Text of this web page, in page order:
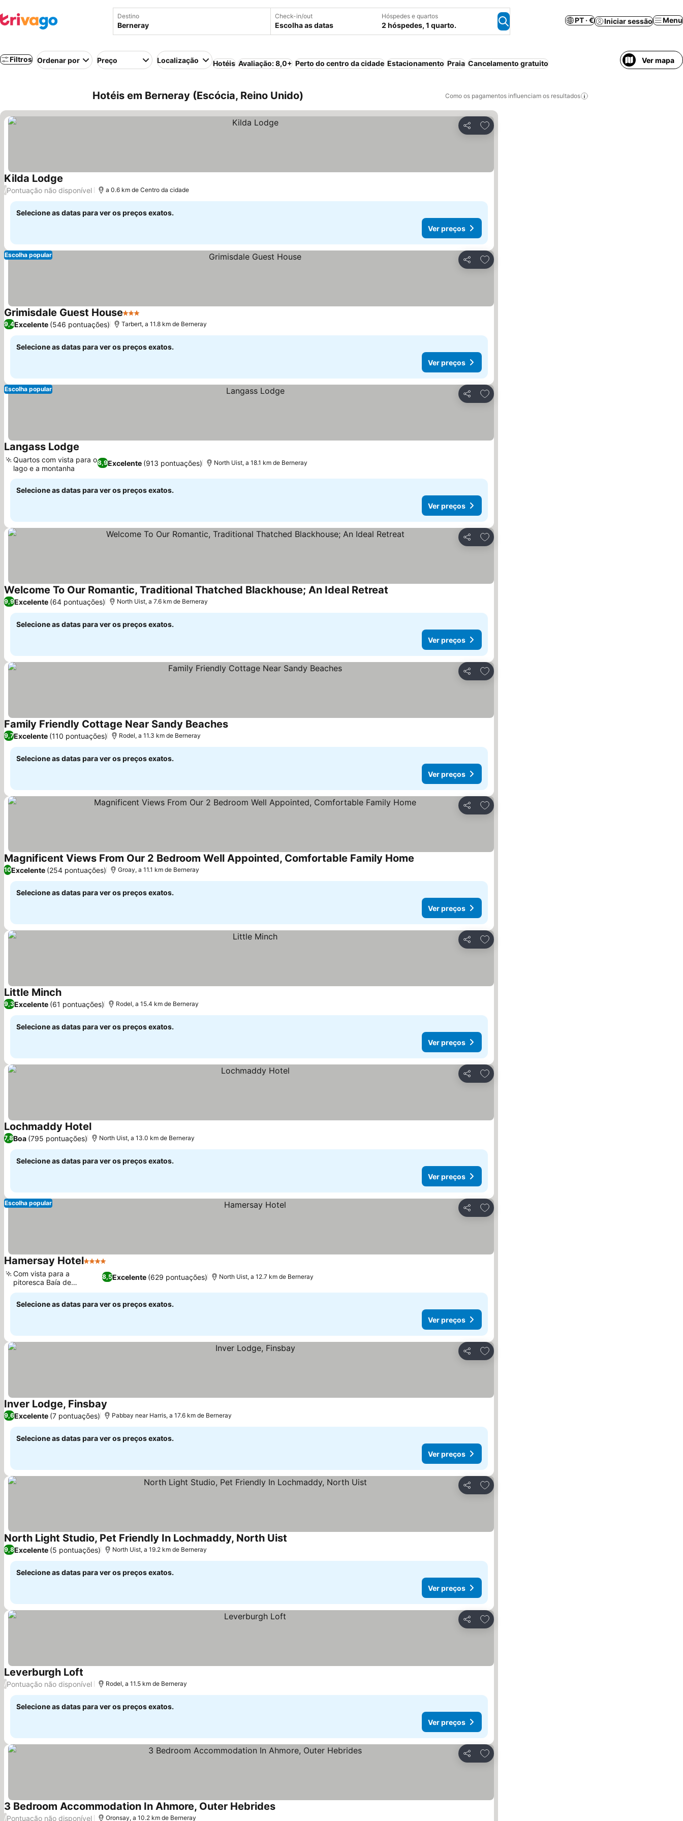
Destino Check-in/out
Escolha as datas
Hóspedes e quartos
2 hóspedes, 1 quarto.
PT · € Iniciar sessão Menu
Filtros Ordenar por Preço Localização Hotéis Avaliação: 8,0+ Perto do centro da cidade Estacionamento Praia Cancelamento gratuito Ver mapa
Hotéis em Berneray (Escócia, Reino Unido) Como os pagamentos influenciam os resultados
Partilhar
Adicionar aos favoritos
Kilda Lodge
/Pontuação não disponível a 0.6 km de Centro da cidade
Selecione as datas para ver os preços exatos.
Ver preços
Partilhar
Adicionar aos favoritos
Escolha popular
Grimisdale Guest House3 Estrelas
9,4Excelente (546 pontuações) Tarbert, a 11.8 km de Berneray
Selecione as datas para ver os preços exatos.
Ver preços
Partilhar
Adicionar aos favoritos
Escolha popular
Langass Lodge
8,9Excelente (913 pontuações)
Quartos com vista para o
lago e a montanha
North Uist, a 18.1 km de Berneray
Selecione as datas para ver os preços exatos.
Ver preços
Partilhar
Adicionar aos favoritos
Welcome To Our Romantic, Traditional Thatched Blackhouse; An Ideal Retreat
9,9Excelente (64 pontuações) North Uist, a 7.6 km de Berneray
Selecione as datas para ver os preços exatos.
Ver preços
Partilhar
Adicionar aos favoritos
Family Friendly Cottage Near Sandy Beaches
9,7Excelente (110 pontuações) Rodel, a 11.3 km de Berneray
Selecione as datas para ver os preços exatos.
Ver preços
Partilhar
Adicionar aos favoritos
Magnificent Views From Our 2 Bedroom Well Appointed, Comfortable Family Home
10Excelente (254 pontuações) Groay, a 11.1 km de Berneray
Selecione as datas para ver os preços exatos.
Ver preços
Partilhar
Adicionar aos favoritos
Little Minch
9,3Excelente (61 pontuações) Rodel, a 15.4 km de Berneray
Selecione as datas para ver os preços exatos.
Ver preços
Partilhar
Adicionar aos favoritos
Lochmaddy Hotel
7,8Boa (795 pontuações) North Uist, a 13.0 km de Berneray
Selecione as datas para ver os preços exatos.
Ver preços
Partilhar
Adicionar aos favoritos
Escolha popular
Hamersay Hotel4 Estrelas
8,5Excelente (629 pontuações)
Com vista para a
pitoresca Baía de
Lochmaddy
North Uist, a 12.7 km de Berneray
Selecione as datas para ver os preços exatos.
Ver preços
Partilhar
Adicionar aos favoritos
Inver Lodge, Finsbay
9,6Excelente (7 pontuações) Pabbay near Harris, a 17.6 km de Berneray
Selecione as datas para ver os preços exatos.
Ver preços
Partilhar
Adicionar aos favoritos
North Light Studio, Pet Friendly In Lochmaddy, North Uist
9,8Excelente (5 pontuações) North Uist, a 19.2 km de Berneray
Selecione as datas para ver os preços exatos.
Ver preços
Partilhar
Adicionar aos favoritos
Leverburgh Loft
/Pontuação não disponível Rodel, a 11.5 km de Berneray
Selecione as datas para ver os preços exatos.
Ver preços
Partilhar
Adicionar aos favoritos
3 Bedroom Accommodation In Ahmore, Outer Hebrides
/Pontuação não disponível Oronsay, a 10.2 km de Berneray